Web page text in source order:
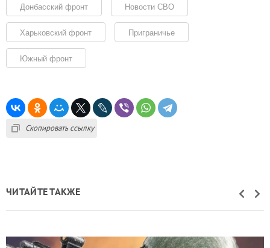
Донбасский фронт Новости СВО
Харьковский фронт Приграничье
Южный фронт
Скопировать ссылку
ЧИТАЙТЕ ТАКЖЕ